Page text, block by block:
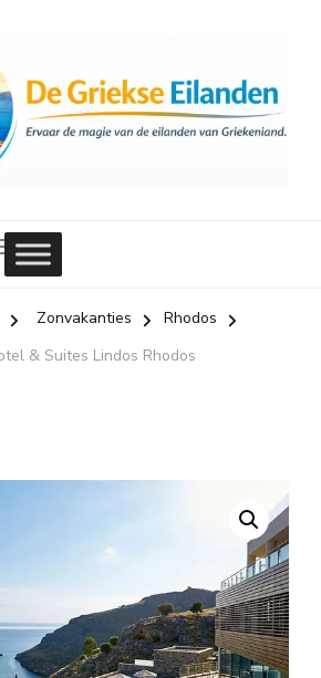
Zonvakanties
Rhodos
& Suites Lindos Rhodos